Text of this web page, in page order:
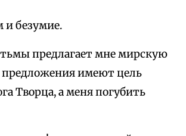
и безумие.
предлагает мне мирскую
предложения имеют цель
Творца, а меня погубить